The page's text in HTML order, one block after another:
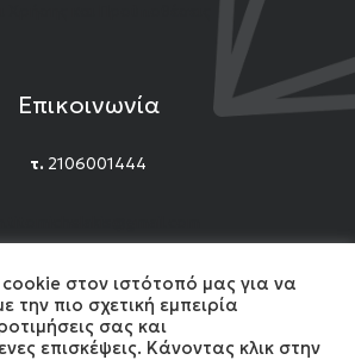
Επικοινωνία
τ. 2106001444
Facebook
Instagram
YouTube
στον ιστότοπό μας για να
πιο σχετική εμπειρία
σας και
επισκέψεις. Κάνοντας κλικ στην